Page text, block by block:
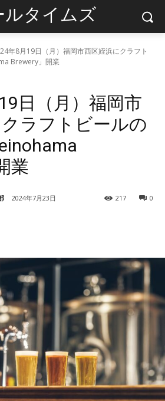
ルタイムズ
年8月19日（月）福岡市西区姪浜にクラフト
Brewery」開業
日（月）福岡市
ラフトビールの
業
2024年7月23日 0
217